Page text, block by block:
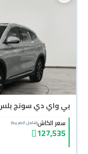
بي واي دي سونج بلس
سعر الكاش(شامل الضريبة)
127,535